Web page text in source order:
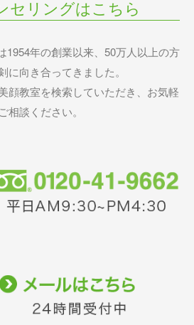
セリングはこちら
1954年の創業以来、50万人以上の方
に向き合ってきました。
顔教室を検索していただき、お気軽
相談ください。